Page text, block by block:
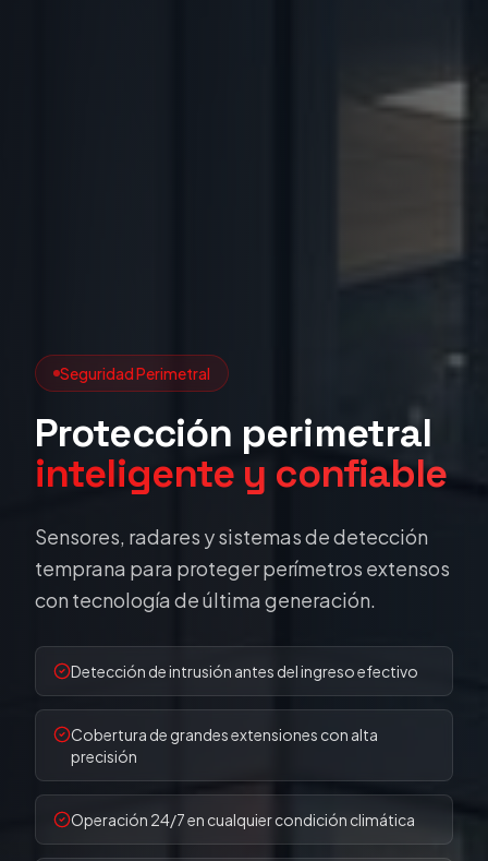
Seguridad Perimetral
Protección perimetral
inteligente y confiable
Sensores, radares y sistemas de detección
temprana para proteger perímetros extensos
con tecnología de última generación.
Detección de intrusión antes del ingreso efectivo
Cobertura de grandes extensiones con alta
precisión
Operación 24/7 en cualquier condición climática